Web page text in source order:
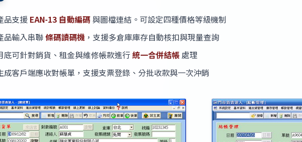
品支援 EAN-13 自動編碼 與圖檔連結。可設定四種價格等級機制
品輸入串聯條碼讀碼機 ，支援多倉庫庫存自動核扣與現量查詢
底可針對銷貨、租金與維修帳款進行統一合併結帳處理
成客戶端應收對帳單，支援支票登錄、分批收款與一次沖銷